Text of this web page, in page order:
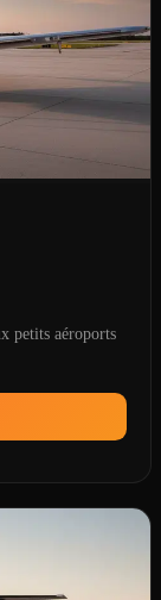
petits aéroports